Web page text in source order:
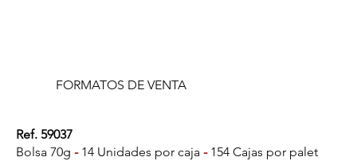
FORMATOS DE VENTA
Ref. 59037
Bolsa 70g -14 Unidades por caja -154 Cajas por palet